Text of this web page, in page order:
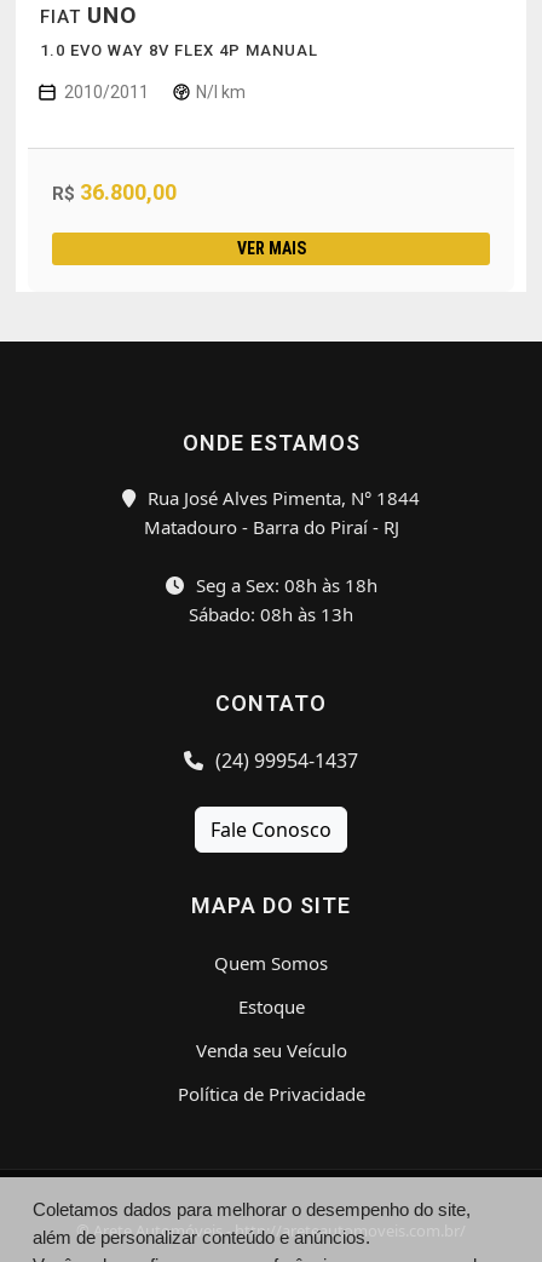
FIAT UNO
1.0 EVO WAY 8V FLEX 4P MANUAL
2010/2011 N/I km
R$ 36.800,00
VER MAIS
ONDE ESTAMOS
Rua José Alves Pimenta, N° 1844
Matadouro - Barra do Piraí - RJ
Seg a Sex: 08h às 18h
Sábado: 08h às 13h
CONTATO
(24) 99954-1437
Fale Conosco
MAPA DO SITE
Quem Somos
Estoque
Venda seu Veículo
Política de Privacidade
© Arete Automóveis - http://areteautomoveis.com.br/
Coletamos dados para melhorar o desempenho do site,
além de personalizar conteúdo e anúncios.